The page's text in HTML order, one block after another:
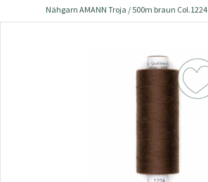
Nähgarn AMANN Troja / 500m braun Col.1224